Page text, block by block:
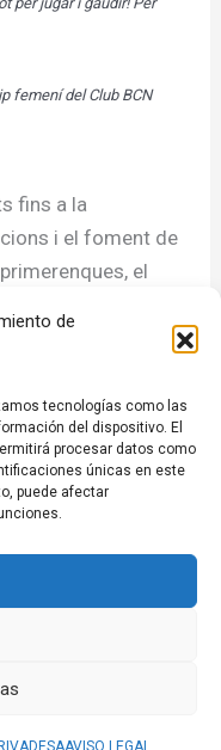
de
tecnologías como las
del dispositivo. El
procesar datos como
únicas en este
puede afectar
AVISO LEGAL
femení del Club BCN
fins a la
i el foment de
el
vine a jugar amb